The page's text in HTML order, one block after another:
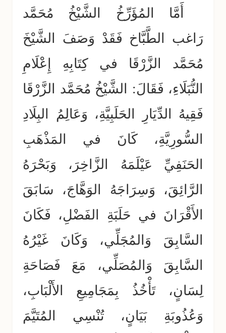
أَمَّا المُؤَرِّخُ الشَّيْخُ مُحَمَّد
رَاغب الطَّبَّاخ فَقَدْ وَصَفَ الشَّيْخَ
مُحَمَّد الزَّرْقَا في كِتَابِهِ إِعْلَامِ
النُّبَلَاءِ، فَقَالَ: الشَّيْخُ مُحَمَّد الزَّرْقَا
فَقِيهُ الدِّيَارِ الحَلَبِيَّةِ، وَعَالِمُ البِلَادِ
السُّورِيَّةِ، كَانَ في المَذْهَبِ
الحَنَفِيِّ عَيْلَمَهُ الزَّاخِرَ، وَبَحْرَهُ
الرَّائِقَ، وَسِرَاجَهُ الوَهَّاجَ، سَابَقَ
الأَقْرَانَ في حَلَبَةِ الفَضْلِ، فَكَانَ
السَّابِقَ وَالمُجَلِّي، وَكَانَ غَيْرُهُ
السَّابِقَ وَالمُصَلِّي، مَعَ فَصَاحَةِ
لِسَانٍ، تَأْخُذُ بِمَجَامِيعِ الأَلْبَابِ،
وَعُذُوبَةِ بَيَانٍ، تُنْسِي المُتَيَّمَ